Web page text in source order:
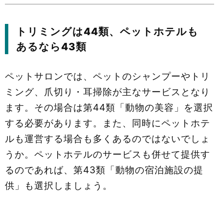
トリミングは44類、ペットホテルも
あるなら43類
ペットサロンでは、ペットのシャンプーやトリ
ミング、爪切り・耳掃除が主なサービスとなり
ます。その場合は第44類「動物の美容」を選択
する必要があります。また、同時にペットホテ
ルも運営する場合も多くあるのではないでしょ
うか。ペットホテルのサービスも併せて提供す
るのであれば、第43類「動物の宿泊施設の提
供」も選択しましょう。